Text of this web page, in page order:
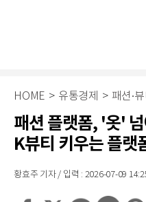
HOME > 유통경제 > 패션∙뷰
패션 플랫폼, '옷'
K뷰티 키우는 플랫
황효주 기자 / 입력 : 2026-07-09